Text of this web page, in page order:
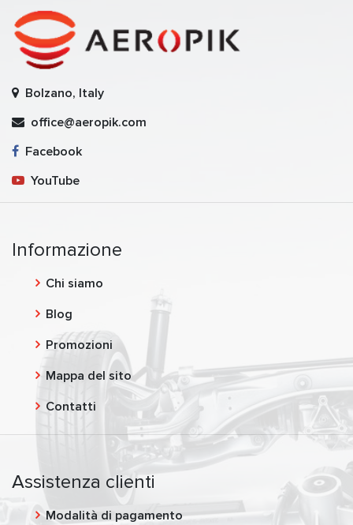
Bolzano, Italy
office@aeropik.com
Facebook
YouTube
Informazione
Chi siamo
Blog
Promozioni
Mappa del sito
Contatti
Assistenza clienti
Modalità di pagamento